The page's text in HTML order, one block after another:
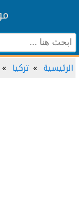
الرئيسية تركيا